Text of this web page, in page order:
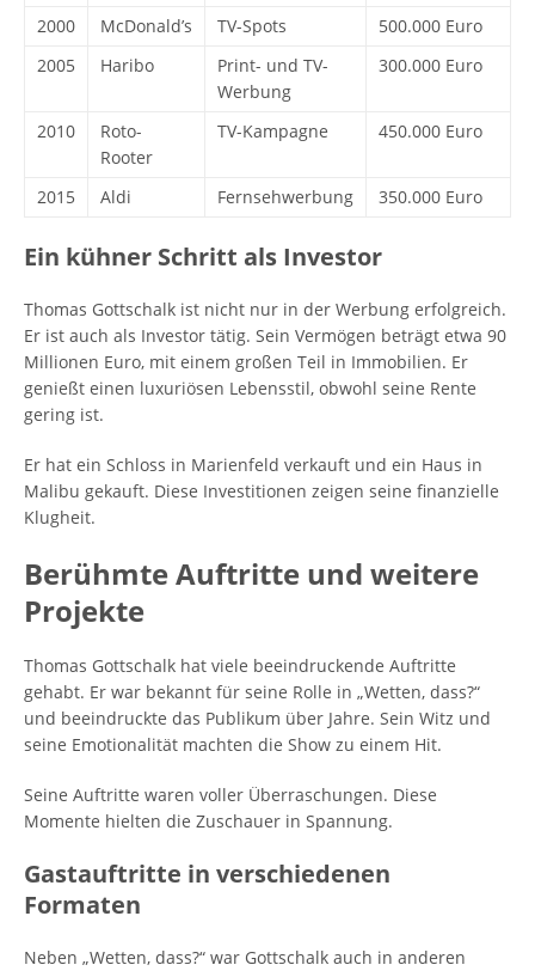
2000 McDonald’s TV-Spots
500.000 Euro
2005
Haribo
Print- und TV-
Werbung
300.000 Euro
2010
Roto-
Rooter
TV-Kampagne 450.000 Euro
2015 Aldi Fernsehwerbung 350.000 Euro
Ein kühner Schritt als Investor
Thomas Gottschalk ist nicht nur in der Werbung erfolgreich.
Er ist auch als Investor tätig. Sein Vermögen beträgt etwa 90
Millionen Euro, mit einem großen Teil in Immobilien. Er
genießt einen luxuriösen Lebensstil, obwohl seine Rente
gering ist.
Er hat ein Schloss in Marienfeld verkauft und ein Haus in
Malibu gekauft. Diese Investitionen zeigen seine finanzielle
Klugheit.
Berühmte Auftritte und weitere
Projekte
Thomas Gottschalk hat viele beeindruckende Auftritte
gehabt. Er war bekannt für seine Rolle in „Wetten, dass?“
und beeindruckte das Publikum über Jahre. Sein Witz und
seine Emotionalität machten die Show zu einem Hit.
Seine Auftritte waren voller Überraschungen. Diese
Momente hielten die Zuschauer in Spannung.
Gastauftritte in verschiedenen
Formaten
Neben „Wetten, dass?“ war Gottschalk auch in anderen